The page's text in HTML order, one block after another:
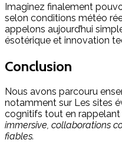
Imaginez finalement
selon conditions météo
appelons aujourd’hui
ésotérique et innovation
Conclusion
Nous avons parcouru
notamment sur Les sites
cognitifs tout en rappelant
immersive, collaborations
fiables.